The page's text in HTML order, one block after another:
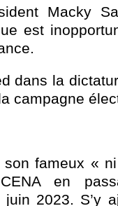
Macky
est
dans la
campagne
fameux «
en
2023. S’y